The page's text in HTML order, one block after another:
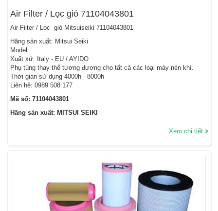
Air Filter / Lọc gió 71104043801
Air Filter / Lọc gió Mitsuiseiki 71104043801
Hãng sản xuất: Mitsui Seiki
Model:
Xuất xứ: Italy - EU / AYIDO
Phụ tùng thay thế tương đương cho tất cả các loại máy nén khí.
Thời gian sử dụng 4000h - 8000h
Liên hệ: 0989 508 177
Mã số: 71104043801
Hãng sản xuất: MITSUI SEIKI
Xem chi tiết